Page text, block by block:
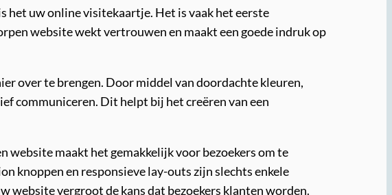
het uw online visitekaartje. Het is vaak het eerste
website wekt vertrouwen en maakt een goede indruk op
over te brengen. Door middel van doordachte kleuren,
communiceren. Dit helpt bij het creëren van een
website maakt het gemakkelijk voor bezoekers om te
knoppen en responsieve lay-outs zijn slechts enkele
website vergroot de kans dat bezoekers klanten worden.